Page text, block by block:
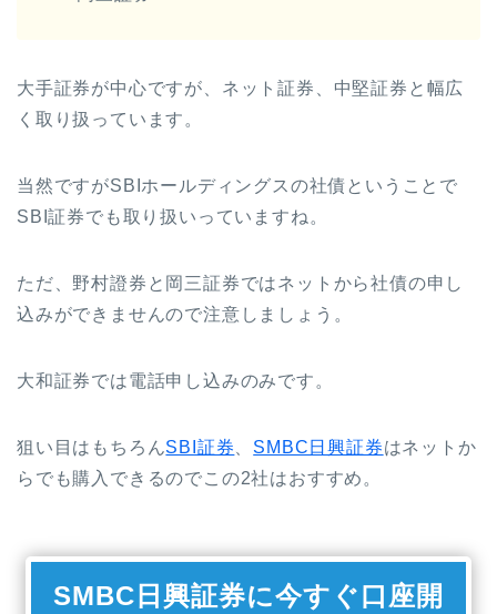
大手証券が中心ですが、ネット証券、中堅証券と幅広
く取り扱っています。
当然ですがSBIホールディングスの社債ということで
SBI証券でも取り扱いっていますね。
ただ、野村證券と岡三証券ではネットから社債の申し
込みができませんので注意しましょう。
大和証券では電話申し込みのみです。
狙い目はもちろんSBI証券 SMBC日興証券はネットか
らでも購入できるのでこの2社はおすすめ。
SMBC日興証券に今すぐ口座開